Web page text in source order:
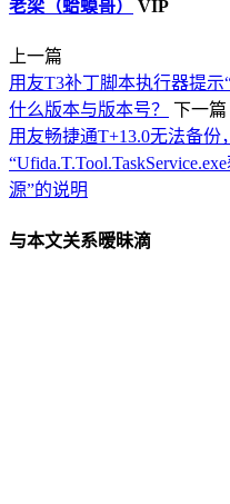
老梁（蛤蟆哥） VIP
上一篇
用友T3补丁脚本执行器提示
什么版本与版本号？
下一篇
用友畅捷通T+13.0无法备份
源”的说明
与本文关系暧昧滴